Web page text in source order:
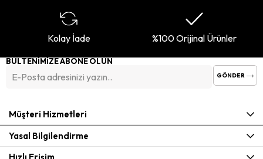
Kolay İade %100 Orijinal Ürünler
BÜLTENİMİZE ABONE OLUN
GÖNDER
Müşteri Hizmetleri
Yasal Bilgilendirme